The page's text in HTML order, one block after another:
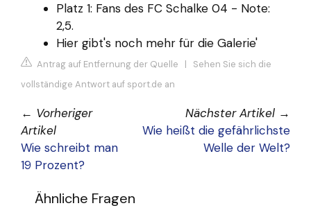
Platz 1: Fans des FC Schalke 04 - Note:
2,5.
Hier gibt's noch mehr für die Galerie'
Antrag auf Entfernung der Quelle | Sehen Sie sich die
vollständige Antwort auf sport.de an
← Vorheriger
Artikel
Wie schreibt man
19 Prozent?
Nächster Artikel →
Wie heißt die gefährlichste
Welle der Welt?
Ähnliche Fragen